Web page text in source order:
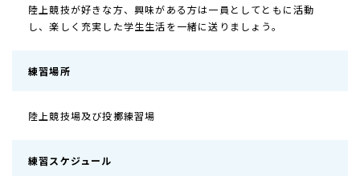
陸上競技が好きな方、興味がある方は一員としてともに活動
し、楽しく充実した学生生活を一緒に送りましょう。
練習場所
陸上競技場及び投擲練習場
練習スケジュール